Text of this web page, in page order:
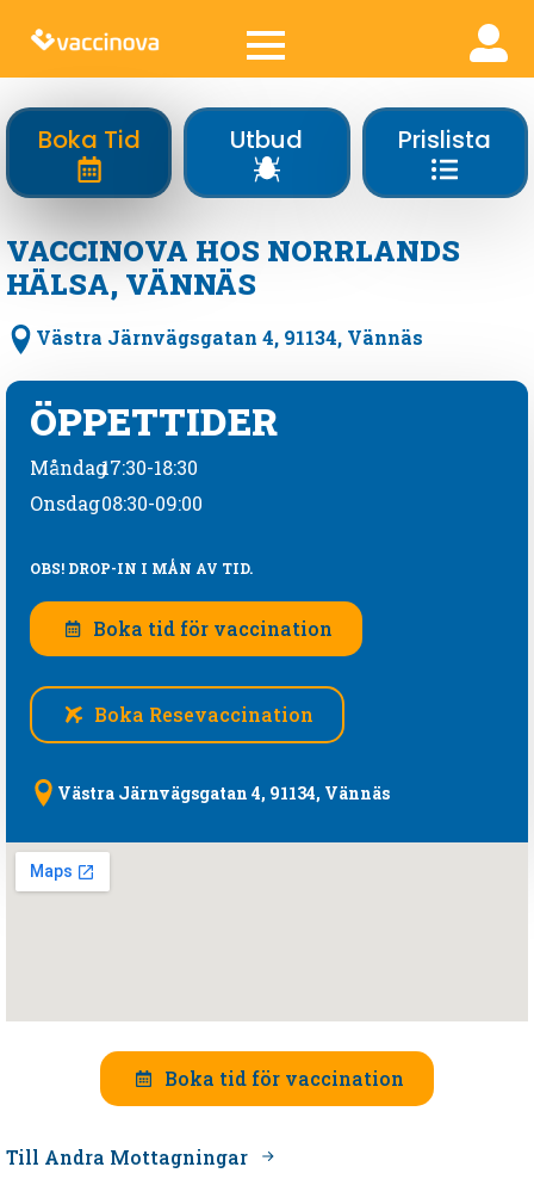
Boka Tid Utbud Prislista
VACCINOVA HOS NORRLANDS
HÄLSA, VÄNNÄS
Västra Järnvägsgatan 4, 91134, Vännäs
ÖPPETTIDER
Måndag17:30-18:30
Onsdag08:30-09:00
OBS! DROP-IN I MÅN AV TID.
Boka tid för vaccination
Boka Resevaccination
Västra Järnvägsgatan 4, 91134, Vännäs
Boka tid för vaccination
Till Andra Mottagningar